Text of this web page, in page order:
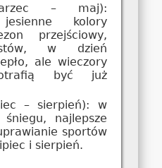
– maj):
kolory
przejściowy,
w dzień
ale wieczory
być już
– sierpień): w
najlepsze
sportów
i sierpień.